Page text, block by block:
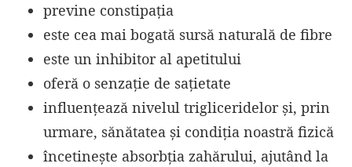
previne constipația
este cea mai bogată sursă naturală de fibre
este un inhibitor al apetitului
oferă o senzație de sațietate
influențează nivelul trigliceridelor și, prin
urmare, sănătatea și condiția noastră fizică
încetinește absorbția zahărului, ajutând la